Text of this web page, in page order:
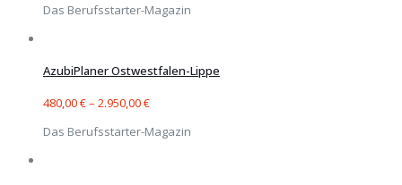
Das Berufsstarter-Magazin
AzubiPlaner Ostwestfalen-Lippe
480,00€– 2.950,00€
Das Berufsstarter-Magazin